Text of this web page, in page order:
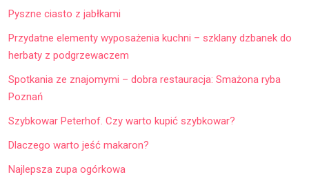
Pyszne ciasto z jabłkami
Przydatne elementy wyposażenia kuchni – szklany dzbanek do
herbaty z podgrzewaczem
Spotkania ze znajomymi – dobra restauracja: Smażona ryba
Poznań
Szybkowar Peterhof. Czy warto kupić szybkowar?
Dlaczego warto jeść makaron?
Najlepsza zupa ogórkowa